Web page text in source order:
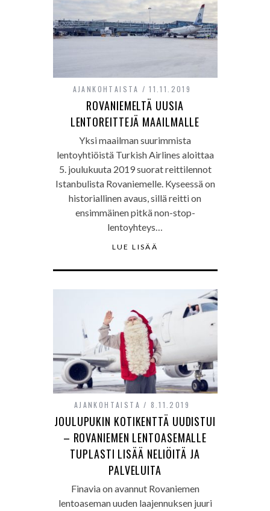
AJANKOHTAISTA 11.11.2019
ROVANIEMELTÄ UUSIA
LENTOREITTEJÄ MAAILMALLE
Yksi maailman suurimmista
lentoyhtiöistä Turkish Airlines aloittaa
5. joulukuuta 2019 suorat reittilennot
Istanbulista Rovaniemelle. Kyseessä on
historiallinen avaus, sillä reitti on
ensimmäinen pitkä non-stop-
lentoyhteys…
LUE LISÄÄ
AJANKOHTAISTA 8.11.2019
JOULUPUKIN KOTIKENTTÄ UUDISTUI
– ROVANIEMEN LENTOASEMALLE
TUPLASTI LISÄÄ NELIÖITÄ JA
PALVELUITA
Finavia on avannut Rovaniemen
lentoaseman uuden laajennuksen juuri